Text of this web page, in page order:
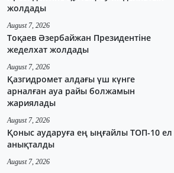
жолдады
August 7, 2026
Тоқаев Әзербайжан Президентіне
жеделхат жолдады
August 7, 2026
Қазгидромет алдағы үш күнге
арналған ауа райы болжамын
жариялады
August 7, 2026
Қоныс аударуға ең ыңғайлы ТОП-10 ел
анықталды
August 7, 2026